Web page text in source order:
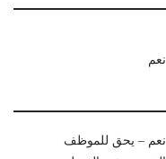
نعم
نعم – يحق للموظف